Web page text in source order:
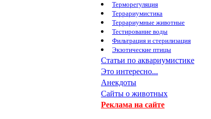
Терморегуляция
Террариумистика
Террариумные животные
Тестирование воды
Фильтрация и стерилизация
Экзотические птицы
Статьи по аквариумистике
Это интересно...
Анекдоты
Сайты о животных
Реклама на сайте